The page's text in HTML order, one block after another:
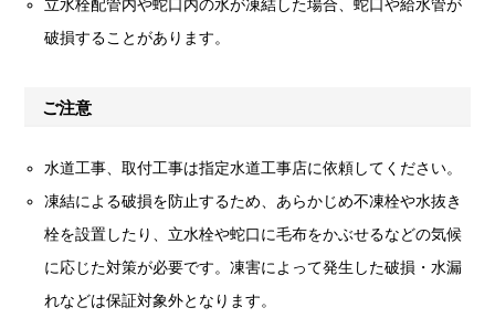
立水栓配管内や蛇口内の水が凍結した場合、蛇口や給水管が
破損することがあります。
ご注意
水道工事、取付工事は指定水道工事店に依頼してください。
凍結による破損を防止するため、あらかじめ不凍栓や水抜き
栓を設置したり、立水栓や蛇口に毛布をかぶせるなどの気候
に応じた対策が必要です。凍害によって発生した破損・水漏
れなどは保証対象外となります。